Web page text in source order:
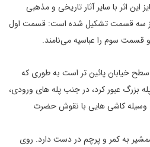
این اثر با سایر آثار تاریخی و مذهبی
سه قسمت تشکیل شده است: قسمت اول
قسمت سوم را عباسیه می‌نامند.
خیابان پائین تر است به طوری که
ورود به حسینیه باید از 17 پله بزرگ عبور کرد، در جنب پله های ورودی،
وسیله کاشی هایی با نقوش حضرت
به کمر و پرچم در دست دارد. روی